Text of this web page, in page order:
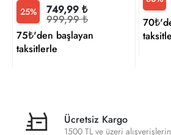
25% 749,99 ₺
999,99 ₺
75₺'den başlayan
taksitlerle
Ücretsiz Kargo
1500 TL ve üzeri